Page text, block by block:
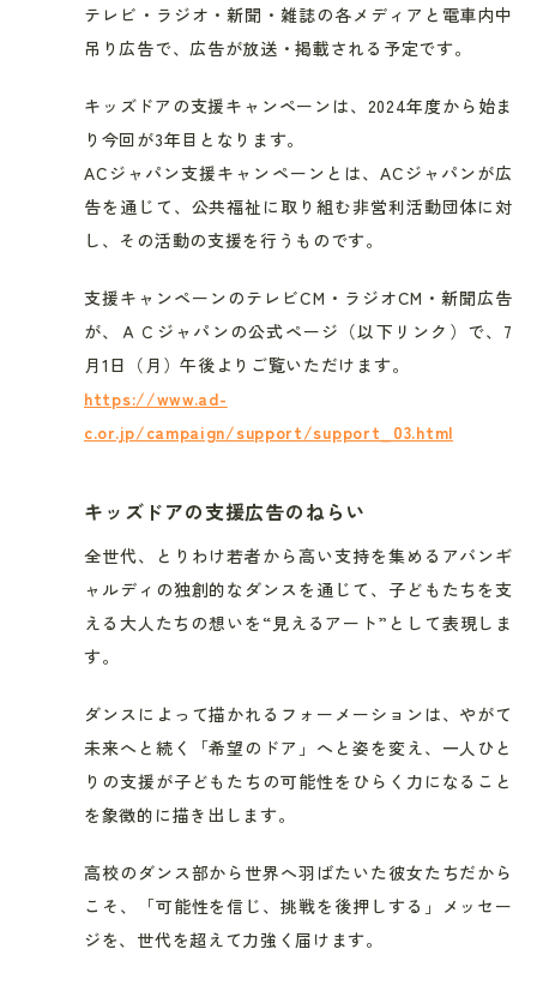
テレビ・ラジオ・新聞・雑誌の各メディアと電車内中
吊り広告で、広告が放送・掲載される予定です。
キッズドアの支援キャンペーンは、2024年度から始ま
り今回が3年目となります。
ACジャパン支援キャンペーンとは、ACジャパンが広
告を通じて、公共福祉に取り組む非営利活動団体に対
し、その活動の支援を行うものです。
支援キャンペーンのテレビCM・ラジオCM・新聞広告
が、ＡＣジャパンの公式ページ（以下リンク）で、7
月1日（月）午後よりご覧いただけます。
https://www.ad-
c.or.jp/campaign/support/support_03.html
キッズドアの支援広告のねらい
全世代、とりわけ若者から高い支持を集めるアバンギ
ャルディの独創的なダンスを通じて、子どもたちを支
える大人たちの想いを“見えるアート”として表現しま
す。
ダンスによって描かれるフォーメーションは、やがて
未来へと続く「希望のドア」へと姿を変え、一人ひと
りの支援が子どもたちの可能性をひらく力になること
を象徴的に描き出します。
高校のダンス部から世界へ羽ばたいた彼女たちだから
こそ、「可能性を信じ、挑戦を後押しする」メッセー
ジを、世代を超えて力強く届けます。